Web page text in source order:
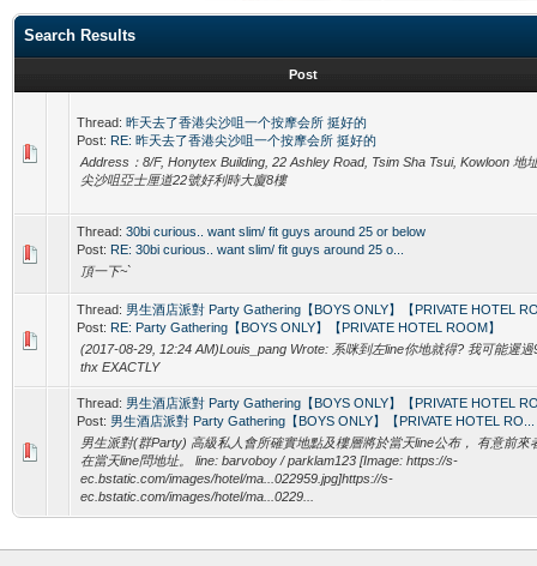
Search Results
Post
Thread: 昨天去了香港尖沙咀一个按摩会所 挺好的
Post: RE: 昨天去了香港尖沙咀一个按摩会所 挺好的
Address：8/F, Honytex Building, 22 Ashley Road, Tsim Sha Tsui, Kowloon 地
尖沙咀亞士厘道22號好利時大廈8樓
Thread: 30bi curious.. want slim/ fit guys around 25 or below
Post: RE: 30bi curious.. want slim/ fit guys around 25 o...
頂一下~`
Thread: 男生酒店派對 Party Gathering【BOYS ONLY】【PRIVATE HOTEL
Post: RE: Party Gathering【BOYS ONLY】【PRIVATE HOTEL ROOM】
(2017-08-29, 12:24 AM)Louis_pang Wrote: 系咪到左line你地就得? 我可能遲過
thx EXACTLY
Thread: 男生酒店派對 Party Gathering【BOYS ONLY】【PRIVATE HOTEL
Post: 男生酒店派對 Party Gathering【BOYS ONLY】【PRIVATE HOTEL RO...
男生派對(群Party) 高級私人會所確實地點及樓層將於當天line公布， 有意前來
在當天line問地址。 line: barvoboy / parklam123 [Image: https://s-
ec.bstatic.com/images/hotel/ma...022959.jpg]https://s-
ec.bstatic.com/images/hotel/ma...0229...